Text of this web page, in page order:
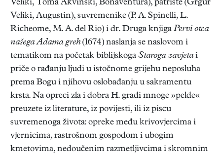
Veliki, Toma Akvinski, Bonaventura), patriste (Grgur
Veliki, Augustin), suvremenike (P. A. Spinelli, L.
Richeome, M. A. del Rio) i dr. Druga knjiga Pervi otca
našega Adama greh(1674) naslanja se naslovom i
tematikom na početak biblijskoga Staroga zavjetai
priče o rađanju ljudi u istočnome grijehu neposluha
prema Bogu i njihovu oslobađanju u sakramentu
krsta. Na opreci zla i dobra H. gradi mnoge »pelde«
preuzete iz literature, iz povijesti, ili iz piscu
suvremenoga života: opreke među krivovjercima i
vjernicima, rastrošnom gospodom i ubogim
kmetovima, nedoučenim razmetljivcima i skromnim